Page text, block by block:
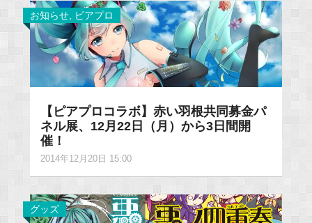
お知らせ, ピアプロ
【ピアプロコラボ】赤い羽根共同募金パ
ネル展、12月22日（月）から3日間開
催！
2014年12月20日 15:00
グッズ